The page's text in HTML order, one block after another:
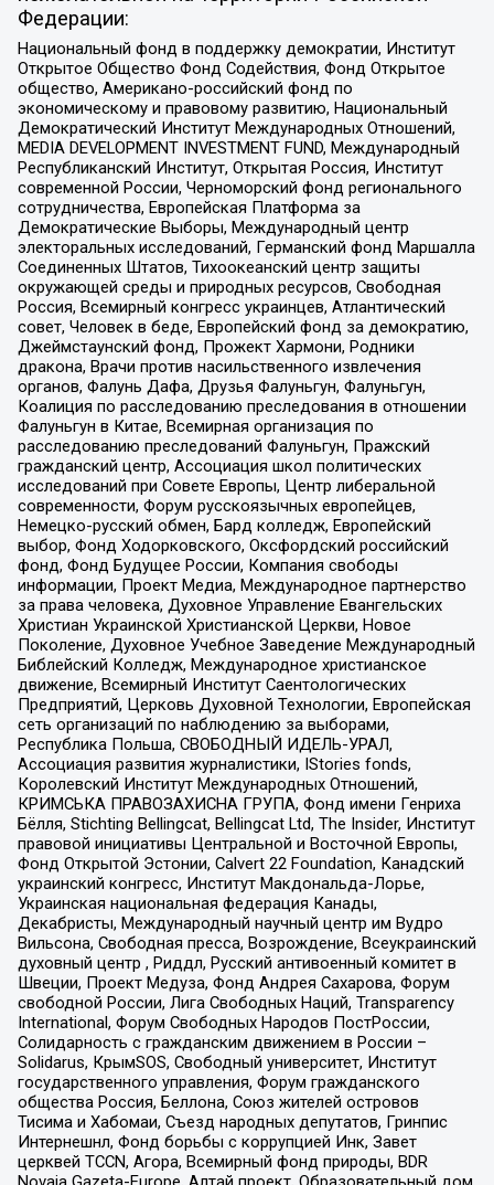
Федерации:
Национальный фонд в поддержку демократии, Институт
Открытое Общество Фонд Содействия, Фонд Открытое
общество, Американо-российский фонд по
экономическому и правовому развитию, Национальный
Демократический Институт Международных Отношений,
MEDIA DEVELOPMENT INVESTMENT FUND, Международный
Республиканский Институт, Открытая Россия, Институт
современной России, Черноморский фонд регионального
сотрудничества, Европейская Платформа за
Демократические Выборы, Международный центр
электоральных исследований, Германский фонд Маршалла
Соединенных Штатов, Тихоокеанский центр защиты
окружающей среды и природных ресурсов, Свободная
Россия, Всемирный конгресс украинцев, Атлантический
совет, Человек в беде, Европейский фонд за демократию,
Джеймстаунский фонд, Прожект Хармони, Родники
дракона, Врачи против насильственного извлечения
органов, Фалунь Дафа, Друзья Фалуньгун, Фалуньгун,
Коалиция по расследованию преследования в отношении
Фалуньгун в Китае, Всемирная организация по
расследованию преследований Фалуньгун, Пражский
гражданский центр, Ассоциация школ политических
исследований при Совете Европы, Центр либеральной
современности, Форум русскоязычных европейцев,
Немецко-русский обмен, Бард колледж, Европейский
выбор, Фонд Ходорковского, Оксфордский российский
фонд, Фонд Будущее России, Компания свободы
информации, Проект Медиа, Международное партнерство
за права человека, Духовное Управление Евангельских
Христиан Украинской Христианской Церкви, Новое
Поколение, Духовное Учебное Заведение Международный
Библейский Колледж, Международное христианское
движение, Всемирный Институт Саентологических
Предприятий, Церковь Духовной Технологии, Европейская
сеть организаций по наблюдению за выборами,
Республика Польша, СВОБОДНЫЙ ИДЕЛЬ-УРАЛ,
Ассоциация развития журналистики, IStories fonds,
Королевский Институт Международных Отношений,
КРИМСЬКА ПРАВОЗАХИСНА ГРУПА, Фонд имени Генриха
Бёлля, Stichting Bellingcat, Bellingcat Ltd, The Insider, Институт
правовой инициативы Центральной и Восточной Европы,
Фонд Открытой Эстонии, Calvert 22 Foundation, Канадский
украинский конгресс, Институт Макдональда-Лорье,
Украинская национальная федерация Канады,
Декабристы, Международный научный центр им Вудро
Вильсона, Свободная пресса, Возрождение, Всеукраинский
духовный центр , Риддл, Русский антивоенный комитет в
Швеции, Проект Медуза, Фонд Андрея Сахарова, Форум
свободной России, Лига Свободных Наций, Transparеncy
International, Форум Свободных Народов ПостРоссии,
Солидарность с гражданским движением в России –
Solidarus, КрымSOS, Свободный университет, Институт
государственного управления, Форум гражданского
общества Россия, Беллона, Союз жителей островов
Тисима и Хабомаи, Съезд народных депутатов, Гринпис
Интернешнл, Фонд борьбы с коррупцией Инк, Завет
церквей TCCN, Агора, Всемирный фонд природы, BDR